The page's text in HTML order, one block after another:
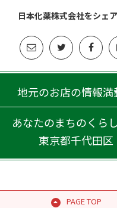
日本化薬株式会社をシェ
地元のお店の情報満
あなたのまちのくら
東京都千代田区
PAGE TOP